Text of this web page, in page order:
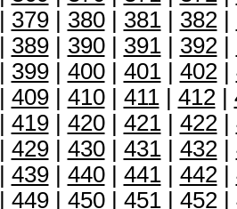
379| 380| 381| 382|
389| 390| 391| 392|
399| 400| 401| 402|
409| 410| 411| 412|
419| 420| 421| 422|
429| 430| 431| 432|
439| 440| 441| 442|
449| 450| 451| 452|